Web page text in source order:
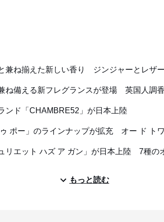
兼ね揃えた新しい香り ジンジャーとレザ
ね備える新フレグランスが登場 英国人調
ンド「CHAMBRE52」が日本上陸
ポー」のラインナップが拡充 オー ド ト
リエット ハズ ア ガン」が日本上陸 7種の
もっと読む